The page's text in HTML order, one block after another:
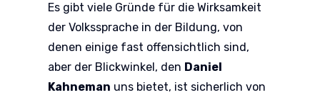
Es gibt viele Gründe für die Wirksamkeit
der Volkssprache in der Bildung, von
denen einige fast offensichtlich sind,
aber der Blickwinkel, den Daniel
Kahneman uns bietet, ist sicherlich von